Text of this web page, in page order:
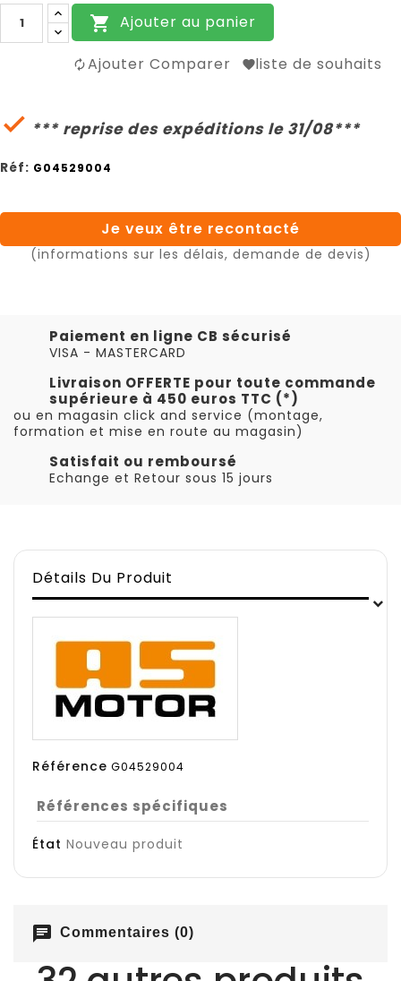
 Ajouter au panier
Ajouter Comparer liste de souhaits
 *** reprise des expéditions le 31/08***
Réf: G04529004
Je veux être recontacté
(informations sur les délais, demande de devis)
Paiement en ligne CB sécurisé
VISA - MASTERCARD
Livraison OFFERTE pour toute commande
supérieure à 450 euros TTC (*)
ou en magasin click and service (montage,
formation et mise en route au magasin)
Satisfait ou remboursé
Echange et Retour sous 15 jours
Détails Du Produit
Référence G04529004
Références spécifiques
État Nouveau produit
chat Commentaires (0)